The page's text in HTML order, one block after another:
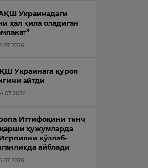
Украинадаги
ҳал қила оладиган
Украинага қурол
айтди
Иттифоқини тинч
қарши ҳужумларда
қўллаб-
айблади